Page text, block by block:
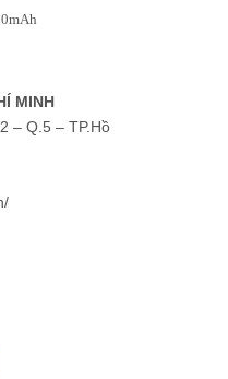
MINH
– Q.5 – TP.Hồ